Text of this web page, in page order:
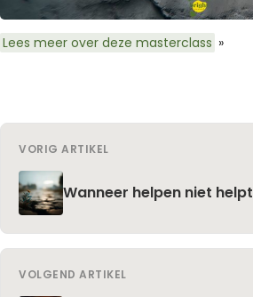
Lees meer over deze masterclass »
VORIG ARTIKEL
Wanneer helpen niet helpt
VOLGEND ARTIKEL